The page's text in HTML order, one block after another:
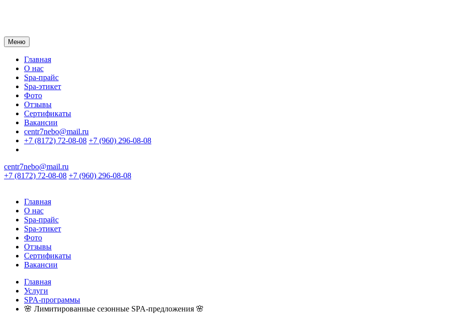
Меню
Главная
О нас
Spa-прайс
Spa-этикет
Фото
Отзывы
Сертификаты
Вакансии
centr7nebo@mail.ru
+7 (8172) 72-08-08 +7 (960) 296-08-08
centr7nebo@mail.ru
+7 (8172) 72-08-08 +7 (960) 296-08-08
Главная
О нас
Spa-прайс
Spa-этикет
Фото
Отзывы
Сертификаты
Вакансии
Главная
Услуги
SPA-программы
🌸 Лимитированные сезонные SPA-предложения 🌸